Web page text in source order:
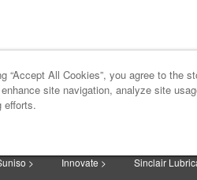
Mapa del sitio
>
Innovate > Sinclair
“Accept All Cookies”, you agree to the
site navigation, analyze site
efforts.